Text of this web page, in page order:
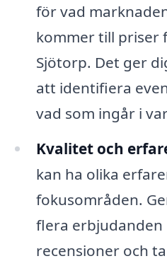
för vad
kommer till priser
Sjötorp. Det ger
att identifiera
vad som ingår i
Kvalitet och
kan ha olika
fokusområden.
flera erbjudanden
recensioner och